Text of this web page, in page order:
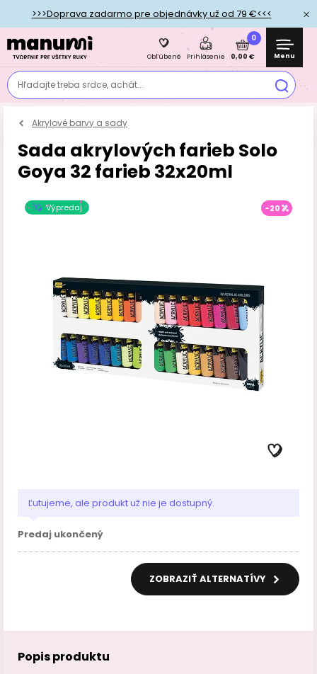
>>>Doprava zadarmo pre objednávky už od 79 €<<<
Hľadajte treba srdce, achát...
Obľúbené Prihlásenie
0
0,00 € Menu
Akrylové barvy a sady
Sada akrylových farieb Solo
Goya 32 farieb 32x20ml
Výpredaj -20
Ľutujeme, ale produkt už nie je dostupný.
Predaj ukončený
ZOBRAZIŤ ALTERNATÍVY
Popis produktu